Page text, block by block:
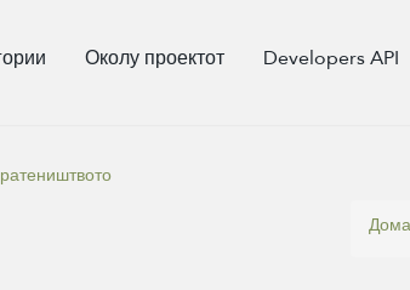
Околу проектот Developers API
Дома